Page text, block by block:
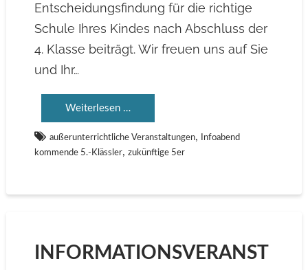
Entscheidungsfindung für die richtige
Schule Ihres Kindes nach Abschluss der
4. Klasse beiträgt. Wir freuen uns auf Sie
und Ihr…
Weiterlesen …
außerunterrichtliche Veranstaltungen,
Infoabend
kommende 5.-Klässler, zukünftige 5er
INFORMATIONSVERANST